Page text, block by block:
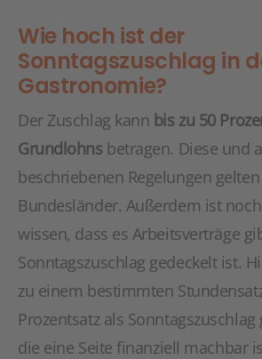
Wie hoch ist der
Sonntagszuschlag in
Gastronomie?
Der Zuschlag kann bis zu 50
Grundlohns betragen. Diese und
beschriebenen Regelungen
Bundesländer. Außerdem ist
wissen, dass es Arbeitsverträge
Sonntagszuschlag gedeckelt ist.
zu einem bestimmten
Prozentsatz als
die eine Seite finanziell machbar